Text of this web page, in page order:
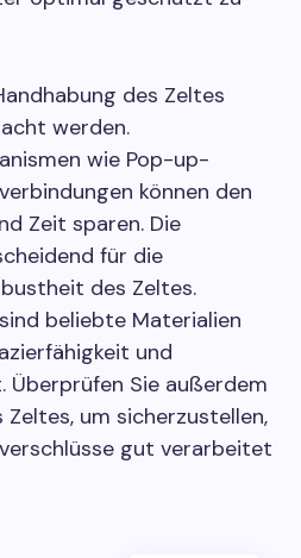
des Zeltes
werden.
wie Pop-up-
können den
Zeit sparen. Die
für die
des Zeltes.
beliebte Materialien
und
Sie außerdem
um sicherzustellen,
gut verarbeitet